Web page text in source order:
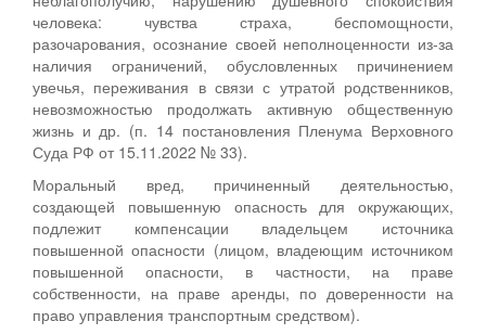
человека: чувства страха, беспомощности,
разочарования, осознание своей неполноценности из-за
наличия ограничений, обусловленных причинением
увечья, переживания в связи с утратой родственников,
невозможностью продолжать активную общественную
жизнь и др. (п. 14 постановления Пленума Верховного
Суда РФ от 15.11.2022 № 33).
Моральный вред, причиненный деятельностью,
создающей повышенную опасность для окружающих,
подлежит компенсации владельцем источника
повышенной опасности (лицом, владеющим источником
повышенной опасности, в частности, на праве
собственности, на праве аренды, по доверенности на
право управления транспортным средством).